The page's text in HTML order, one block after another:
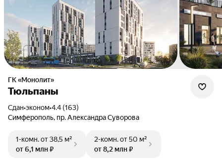
ГК «Монолит»
Тюльпаны
Сдан•эконом•4.4 (163)
Симферополь, пр. Александра Суворова
1-комн.от 38,5 м²
от 6,1 млн ₽
2-комн.от 50 м²
от 8,2 млн ₽